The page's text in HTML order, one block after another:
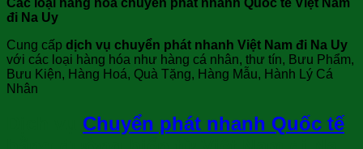
đi Na Uy
Cung cấp dịch vụ chuyển phát nhanh Việt Nam đi Na Uy
với các loại hàng hóa như hàng cá nhân, thư tín, Bưu Phẩm,
Bưu Kiện, Hàng Hoá, Quà Tặng, Hàng Mẫu, Hành Lý Cá
Nhân
Chuyển phát nhanh Quốc tế